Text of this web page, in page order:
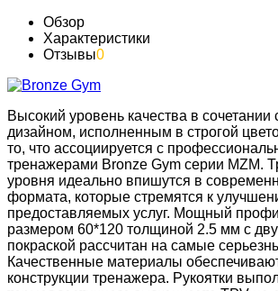
Обзор
Характеристики
Отзывы0
Высокий уровень качества в сочетании
дизайном, исполненным в строгой
то, что ассоциируется с
тренажерами Bronze Gym серии MZM.
уровня идеально впишутся в
формата, которые стремятся к
предоставляемых услуг. Мощный
размером 60*120 толщиной 2.5 мм с
покраской рассчитан на самые
Качественные материалы
конструкции тренажера. Рукоятки